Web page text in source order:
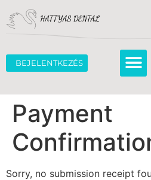
BEJELENTKEZÉS
Payment
Sorry, no submission receipt